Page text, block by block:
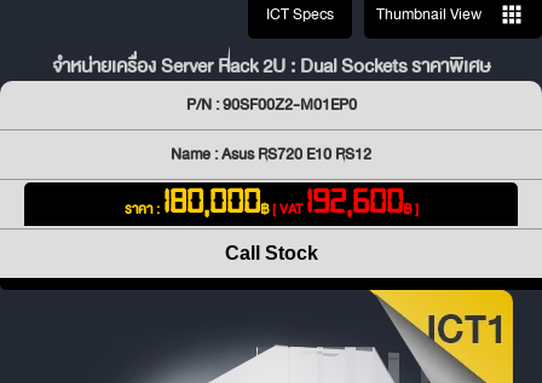
ICT Specs Thumbnail View
จำหน่ายเครื่อง Server Rack 2U : Dual Sockets ราคาพิเศษ
P/N : 90SF00Z2-M01EP0
Name : Asus RS720 E10 RS12
ราคา : 180,000฿[ VAT192,600฿ ]
Call Stock